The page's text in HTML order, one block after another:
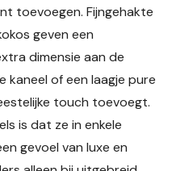
toevoegen. Fijngehakte
geven een
dimensie aan de
kaneel of een laagje pure
touch toevoegt.
is dat ze in enkele
gevoel van luxe en